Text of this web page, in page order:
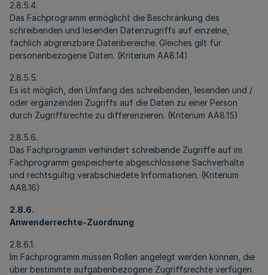
2.8.5.4.
Das Fachprogramm ermöglicht die Beschränkung des
schreibenden und lesenden Datenzugriffs auf einzelne,
fachlich abgrenzbare Datenbereiche. Gleiches gilt für
personenbezogene Daten. (Kriterium AA8.14)
2.8.5.5.
Es ist möglich, den Umfang des schreibenden, lesenden und /
oder ergänzenden Zugriffs auf die Daten zu einer Person
durch Zugriffsrechte zu differenzieren. (Kriterium AA8.15)
2.8.5.6.
Das Fachprogramm verhindert schreibende Zugriffe auf im
Fachprogramm gespeicherte abgeschlossene Sachverhalte
und rechtsgültig verabschiedete Informationen. (Kriterium
AA8.16)
2.8.6.
Anwenderrechte-Zuordnung
2.8.6.1.
Im Fachprogramm müssen Rollen angelegt werden können, die
über bestimmte aufgabenbezogene Zugriffsrechte verfügen.